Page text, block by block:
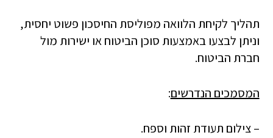
תהליך לקיחת הלוואה מפוליסת החיסכון פשוט יחסית,
וניתן לבצעו באמצעות סוכן הביטוח או ישירות מול
חברת הביטוח.
המסמכים הנדרשים:
– צילום תעודת זהות וספח.